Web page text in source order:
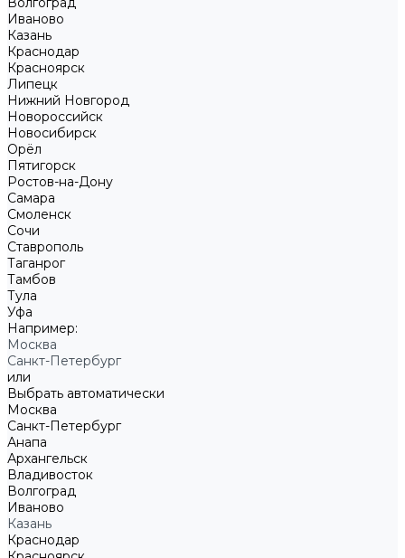
Иваново
Казань
Краснодар
Красноярск
Липецк
Нижний Новгород
Новороссийск
Новосибирск
Орёл
Пятигорск
Ростов-на-Дону
Самара
Смоленск
Сочи
Ставрополь
Таганрог
Тамбов
Тула
Уфа
Например:
Москва
Санкт-Петербург
или
Выбрать автоматически
Москва
Санкт-Петербург
Анапа
Архангельск
Владивосток
Волгоград
Иваново
Казань
Краснодар